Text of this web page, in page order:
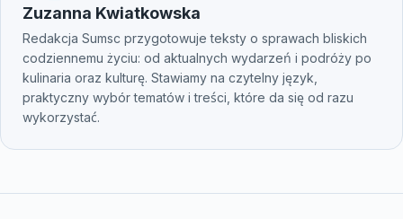
Zuzanna Kwiatkowska
Redakcja Sumsc przygotowuje teksty o sprawach bliskich
codziennemu życiu: od aktualnych wydarzeń i podróży po
kulinaria oraz kulturę. Stawiamy na czytelny język,
praktyczny wybór tematów i treści, które da się od razu
wykorzystać.